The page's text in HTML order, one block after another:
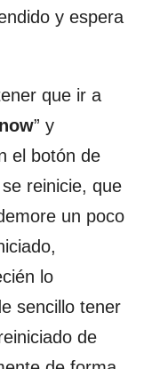
y espera
que ir a
” y
el botón de
reinicie, que
un poco
lo
sencillo tener
de